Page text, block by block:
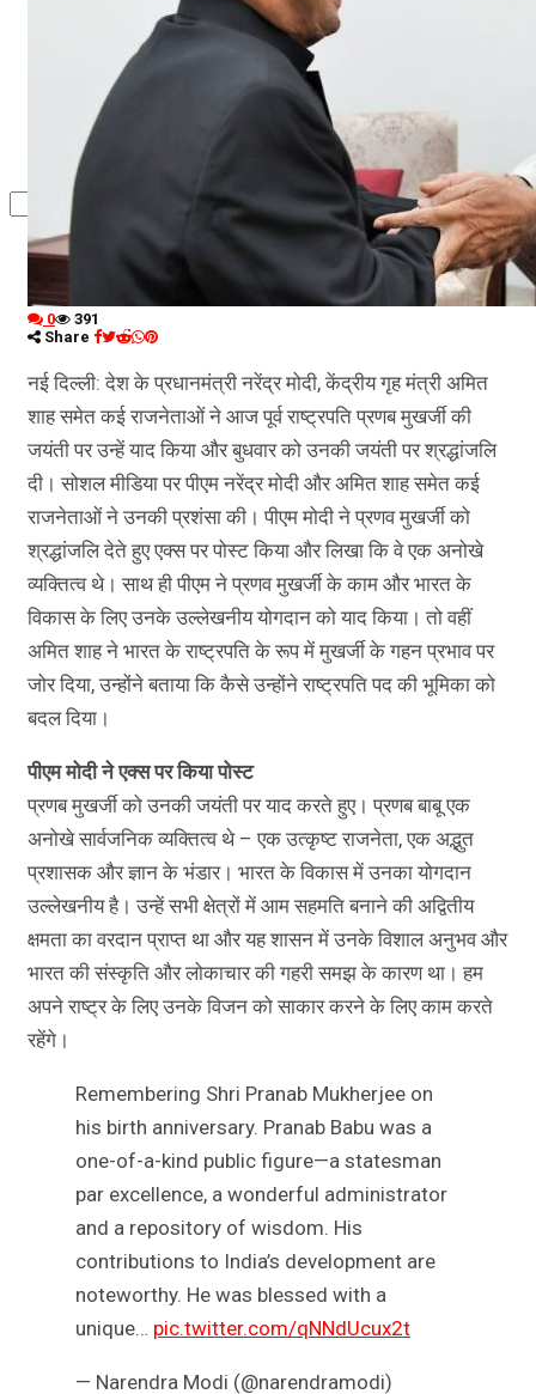
विज्ञान तकनीकी
0
391
Share
नई दिल्ली: देश के प्रधानमंत्री नरेंद्र मोदी, केंद्रीय गृह मंत्री अमित
शाह समेत कई राजनेताओं ने आज पूर्व राष्ट्रपति प्रणब मुखर्जी की
जयंती पर उन्हें याद किया और बुधवार को उनकी जयंती पर श्रद्धांजलि
दी। सोशल मीडिया पर पीएम नरेंद्र मोदी और अमित शाह समेत कई
राजनेताओं ने उनकी प्रशंसा की। पीएम मोदी ने प्रणव मुखर्जी को
श्रद्धांजलि देते हुए एक्स पर पोस्ट किया और लिखा कि वे एक अनोखे
व्यक्तित्व थे। साथ ही पीएम ने प्रणव मुखर्जी के काम और भारत के
विकास के लिए उनके उल्लेखनीय योगदान को याद किया। तो वहीं
अमित शाह ने भारत के राष्ट्रपति के रूप में मुखर्जी के गहन प्रभाव पर
जोर दिया, उन्होंने बताया कि कैसे उन्होंने राष्ट्रपति पद की भूमिका को
बदल दिया।
पीएम मोदी ने एक्स पर किया पोस्ट
प्रणब मुखर्जी को उनकी जयंती पर याद करते हुए। प्रणब बाबू एक
अनोखे सार्वजनिक व्यक्तित्व थे – एक उत्कृष्ट राजनेता, एक अद्भुत
प्रशासक और ज्ञान के भंडार। भारत के विकास में उनका योगदान
उल्लेखनीय है। उन्हें सभी क्षेत्रों में आम सहमति बनाने की अद्वितीय
क्षमता का वरदान प्राप्त था और यह शासन में उनके विशाल अनुभव और
भारत की संस्कृति और लोकाचार की गहरी समझ के कारण था। हम
अपने राष्ट्र के लिए उनके विजन को साकार करने के लिए काम करते
रहेंगे।
Remembering Shri Pranab Mukherjee on
his birth anniversary. Pranab Babu was a
one-of-a-kind public figure—a statesman
par excellence, a wonderful administrator
and a repository of wisdom. His
contributions to India’s development are
noteworthy. He was blessed with a
unique… pic.twitter.com/qNNdUcux2t
— Narendra Modi (@narendramodi)